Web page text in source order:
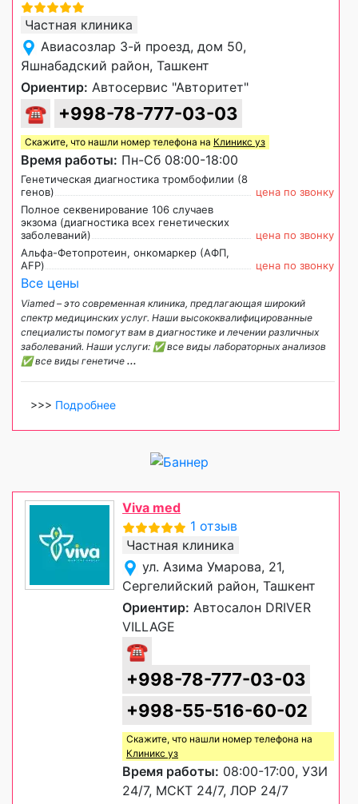
Частная клиника
Авиасозлар 3-й проезд, дом 50,
Яшнабадский район, Ташкент
Ориентир: Автосервис "Авторитет"
☎ +998-78-777-03-03
Скажите, что нашли номер телефона на Клиникс уз
Время работы: Пн-Сб 08:00-18:00
Генетическая диагностика тромбофилии (8
генов)
цена по звонку
Полное секвенирование 106 случаев
экзома (диагностика всех генетических
заболеваний)
цена по звонку
Альфа-Фетопротеин, онкомаркер (АФП,
AFP)
цена по звонку
Все цены
Viamed – это современная клиника, предлагающая широкий
спектр медицинских услуг. Наши высококвалифицированные
специалисты помогут вам в диагностике и лечении различных
заболеваний. Наши услуги: ✅ все виды лабораторных анализов
✅ все виды генетиче ...
>>> Подробнее
Viva med
1 отзыв
Частная клиника
ул. Азима Умарова, 21,
Сергелийский район, Ташкент
Ориентир: Автосалон DRIVER
VILLAGE
☎
+998-78-777-03-03
+998-55-516-60-02
Скажите, что нашли номер телефона на
Клиникс уз
Время работы: 08:00-17:00, УЗИ
24/7, МСКТ 24/7, ЛОР 24/7